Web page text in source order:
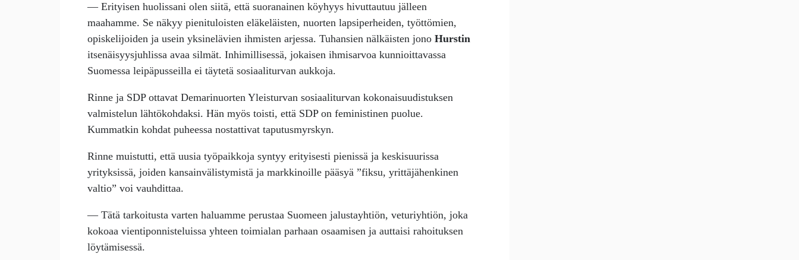
— Erityisen huolissani olen siitä, että suoranainen köyhyys hivuttautuu jälleen
maahamme. Se näkyy pienituloisten eläkeläisten, nuorten lapsiperheiden, työttömien,
opiskelijoiden ja usein yksinelävien ihmisten arjessa. Tuhansien nälkäisten jonoHurstin
itsenäisyysjuhlissa avaa silmät. Inhimillisessä, jokaisen ihmisarvoa kunnioittavassa
Suomessa leipäpusseilla ei täytetä sosiaaliturvan aukkoja.
Rinne ja SDP ottavat Demarinuorten Yleisturvan sosiaaliturvan kokonaisuudistuksen
valmistelun lähtökohdaksi. Hän myös toisti, että SDP on feministinen puolue.
Kummatkin kohdat puheessa nostattivat taputusmyrskyn.
Rinne muistutti, että uusia työpaikkoja syntyy erityisesti pienissä ja keskisuurissa
yrityksissä, joiden kansainvälistymistä ja markkinoille pääsyä ”fiksu, yrittäjähenkinen
valtio” voi vauhdittaa.
— Tätä tarkoitusta varten haluamme perustaa Suomeen jalustayhtiön, veturiyhtiön, joka
kokoaa vientiponnisteluissa yhteen toimialan parhaan osaamisen ja auttaisi rahoituksen
löytämisessä.